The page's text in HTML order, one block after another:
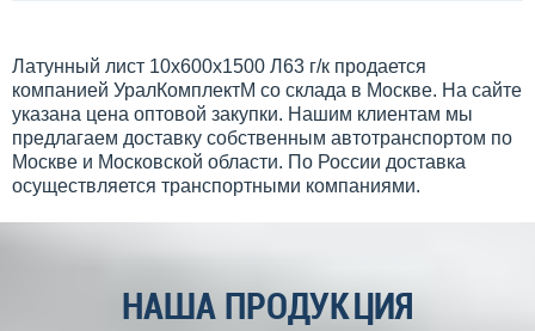
Латунный лист 10х600х1500 Л63 г/к продается
компанией УралКомплектМ со склада в Москве. На сайте
указана цена оптовой закупки. Нашим клиентам мы
предлагаем доставку собственным автотранспортом по
Москве и Московской области. По России доставка
осуществляется транспортными компаниями.
НАША ПРОДУКЦИЯ